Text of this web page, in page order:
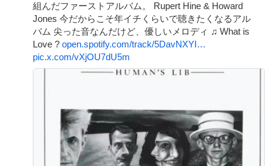
組んだファーストアルバム。 Rupert Hine & Howard
Jones 今だからこそ年イチくらいで聴きたくなるアル
バム 尖った音なんだけど、優しいメロディ ♫ What is
Love ? open.spotify.com/track/5DavNXYI…
pic.x.com/vXjOU7dU5m